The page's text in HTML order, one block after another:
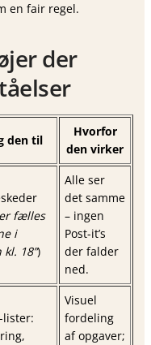
en fair regel.
der
den til
Hvorfor
den virker
fælles
i
kl. 18”)
Alle ser
det samme
– ingen
Post-it’s
der falder
ned.
lister:
Visuel
fordeling
af opgaver;